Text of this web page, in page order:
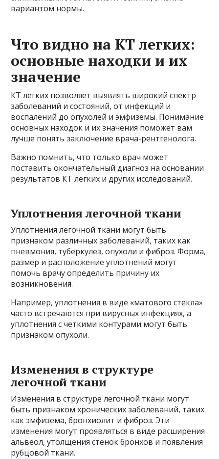
вариантом нормы.
Что видно на КТ легких:
основные находки и их
значение
КТ легких позволяет выявлять широкий спектр
заболеваний и состояний, от инфекций и
воспалений до опухолей и эмфиземы. Понимание
основных находок и их значения поможет вам
лучше понять заключение врача-рентгенолога.
Важно помнить, что только врач может
поставить окончательный диагноз на основании
результатов КТ легких и других исследований.
Уплотнения легочной ткани
Уплотнения легочной ткани могут быть
признаком различных заболеваний, таких как
пневмония, туберкулез, опухоли и фиброз. Форма,
размер и расположение уплотнений могут
помочь врачу определить причину их
возникновения.
Например, уплотнения в виде «матового стекла»
часто встречаются при вирусных инфекциях, а
уплотнения с четкими контурами могут быть
признаком опухоли.
Изменения в структуре
легочной ткани
Изменения в структуре легочной ткани могут
быть признаком хронических заболеваний, таких
как эмфизема, бронхиолит и фиброз. Эти
изменения могут проявляться в виде расширения
альвеол, утолщения стенок бронхов и появления
рубцовой ткани.